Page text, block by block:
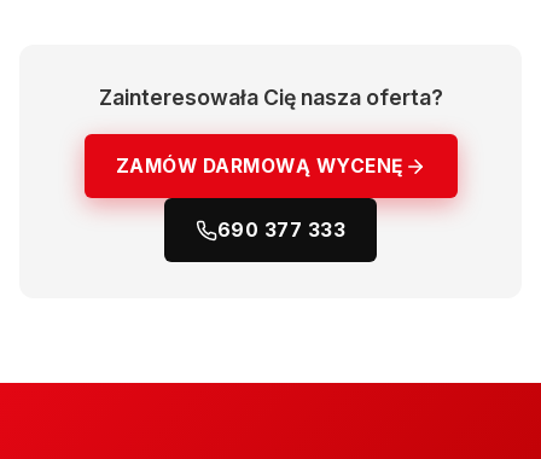
Zainteresowała Cię nasza oferta?
ZAMÓW DARMOWĄ WYCENĘ
690 377 333